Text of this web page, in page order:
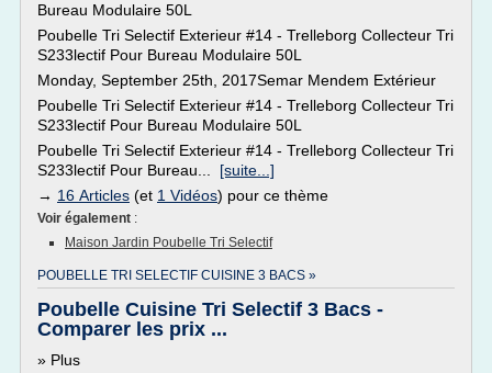
Bureau Modulaire 50L
Poubelle Tri Selectif Exterieur #14 - Trelleborg Collecteur Tri
S233lectif Pour Bureau Modulaire 50L
Monday, September 25th, 2017Semar Mendem Extérieur
Poubelle Tri Selectif Exterieur #14 - Trelleborg Collecteur Tri
S233lectif Pour Bureau Modulaire 50L
Poubelle Tri Selectif Exterieur #14 - Trelleborg Collecteur Tri
S233lectif Pour Bureau... [suite...]
→ 16 Articles (et 1 Vidéos) pour ce thème
Voir également :
Maison Jardin Poubelle Tri Selectif
POUBELLE TRI SELECTIF CUISINE 3 BACS »
Poubelle Cuisine Tri Selectif 3 Bacs -
Comparer les prix ...
» Plus